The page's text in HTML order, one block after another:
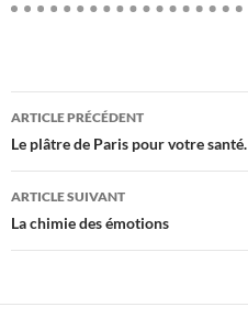
Navigation
des
articles
ARTICLE PRÉCÉDENT
Le plâtre de Paris pour votre santé.
ARTICLE SUIVANT
La chimie des émotions